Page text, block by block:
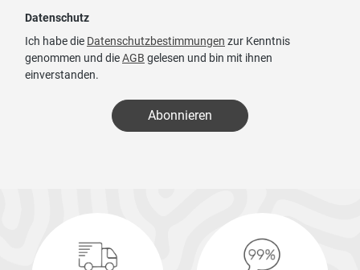
Datenschutz
Ich habe die Datenschutzbestimmungen zur Kenntnis
genommen und dieAGB gelesen und bin mit ihnen
einverstanden.
Abonnieren